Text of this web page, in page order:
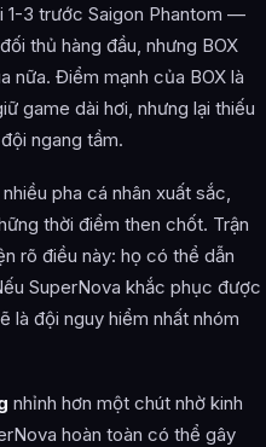
1-3 trước Saigon Phantom —
thủ hàng đầu, nhưng BOX
nữa. Điểm mạnh của BOX là
game dài hơi, nhưng lại thiếu
ngang tầm.
pha cá nhân xuất sắc,
thời điểm then chốt. Trận
rõ điều này: họ có thể dẫn
SuperNova khắc phục được
là đội nguy hiểm nhất nhóm
nhỉnh hơn một chút nhờ kinh
hoàn toàn có thể gây